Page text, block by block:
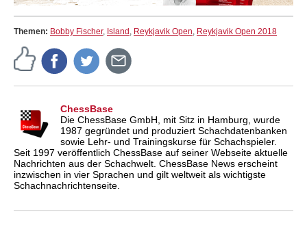
Themen: Bobby Fischer, Island , Reykjavik Open, Reykjavik Open 2018
ChessBase
Die ChessBase GmbH, mit Sitz in Hamburg, wurde
1987 gegründet und produziert Schachdatenbanken
sowie Lehr- und Trainingskurse für Schachspieler.
Seit 1997 veröffentlich ChessBase auf seiner Webseite aktuelle
Nachrichten aus der Schachwelt. ChessBase News erscheint
inzwischen in vier Sprachen und gilt weltweit als wichtigste
Schachnachrichtenseite.